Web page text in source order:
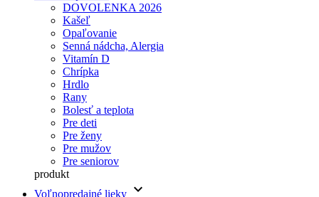
DOVOLENKA 2026
Kašeľ
Opaľovanie
Senná nádcha, Alergia
Vitamín D
Chrípka
Hrdlo
Rany
Bolesť a teplota
Pre deti
Pre ženy
Pre mužov
Pre seniorov
produkt
Voľnopredajné lieky keyboard_arrow_down